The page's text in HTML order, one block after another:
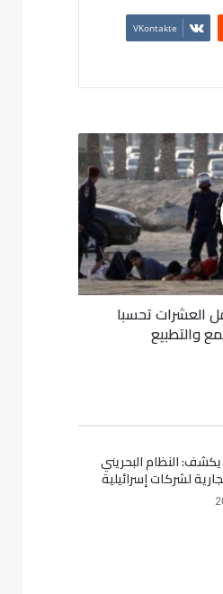
العشرات تحسبا
والتطبيع
النظام البحريني
لشركات إسرائيلية